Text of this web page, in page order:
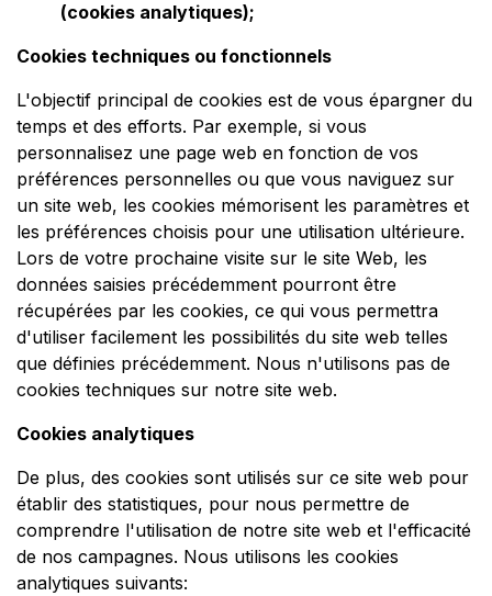
(cookies analytiques);
Cookies techniques ou fonctionnels
L'objectif principal de cookies est de vous épargner du
temps et des efforts. Par exemple, si vous
personnalisez une page web en fonction de vos
préférences personnelles ou que vous naviguez sur
un site web, les cookies mémorisent les paramètres et
les préférences choisis pour une utilisation ultérieure.
Lors de votre prochaine visite sur le site Web, les
données saisies précédemment pourront être
récupérées par les cookies, ce qui vous permettra
d'utiliser facilement les possibilités du site web telles
que définies précédemment. Nous n'utilisons pas de
cookies techniques sur notre site web.
Cookies analytiques
De plus, des cookies sont utilisés sur ce site web pour
établir des statistiques, pour nous permettre de
comprendre l'utilisation de notre site web et l'efficacité
de nos campagnes. Nous utilisons les cookies
analytiques suivants: